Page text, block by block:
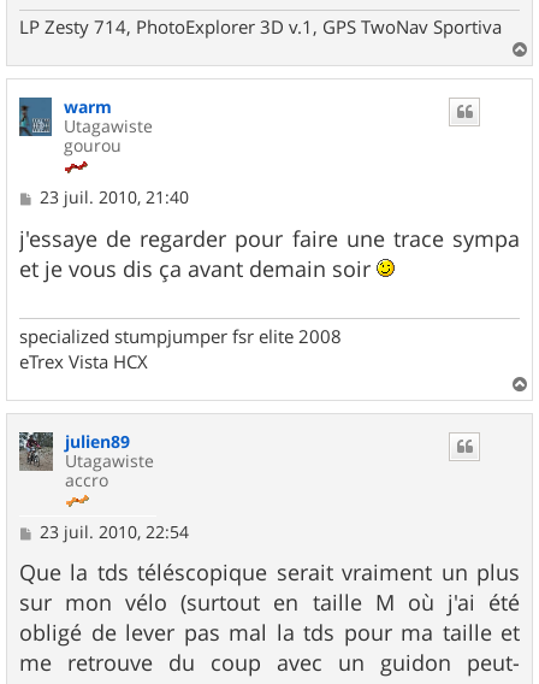
LP Zesty 714, PhotoExplorer 3D v.1, GPS TwoNav Sportiva
a
warm
Utagawiste
gourou
M
s
s
a
23 juil. 2010, 21:40
j'essaye de regarder pour faire une trace sympa
et je vous dis ça avant demain soir
specialized stumpjumper fsr elite 2008
eTrex Vista HCX
a
julien89
Utagawiste
accro
M
s
s
a
g
e
23 juil. 2010, 22:54
Que la tds téléscopique serait vraiment un plus
sur mon vélo (surtout en taille M où j'ai été
obligé de lever pas mal la tds pour ma taille et
me retrouve du coup avec un guidon peut-